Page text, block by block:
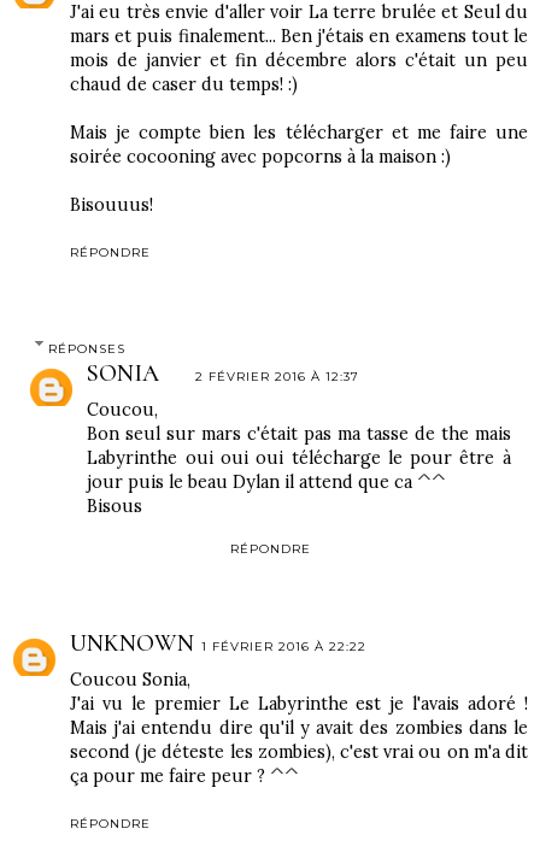
J'ai eu très envie d'aller voir La terre brulée et Seul du
mars et puis finalement... Ben j'étais en examens tout le
mois de janvier et fin décembre alors c'était un peu
chaud de caser du temps! :)
Mais je compte bien les télécharger et me faire une
soirée cocooning avec popcorns à la maison :)
Bisouuus!
RÉPONDRE
RÉPONSES
SONIA 2 FÉVRIER 2016 À 12:37
Coucou,
Bon seul sur mars c'était pas ma tasse de the mais
Labyrinthe oui oui oui télécharge le pour être à
jour puis le beau Dylan il attend que ca ^^
Bisous
RÉPONDRE
UNKNOWN 1 FÉVRIER 2016 À 22:22
Coucou Sonia,
J'ai vu le premier Le Labyrinthe est je l'avais adoré !
Mais j'ai entendu dire qu'il y avait des zombies dans le
second (je déteste les zombies), c'est vrai ou on m'a dit
ça pour me faire peur ? ^^
RÉPONDRE